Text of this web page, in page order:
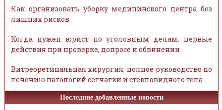
Как организовать уборку медицинского центра без
лишних рисков
Когда нужен юрист по уголовным делам: первые
действия при проверке, допросе и обвинении
Витреоретинальная хирургия: полное руководство по
лечению патологий сетчатки и стекловидного тела
Последние добавленные новости